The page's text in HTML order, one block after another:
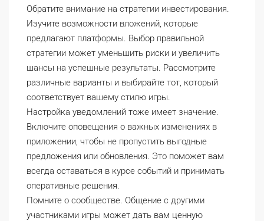
Обратите внимание на стратегии инвестирования.
Изучите возможности вложений, которые
предлагают платформы. Выбор правильной
стратегии может уменьшить риски и увеличить
шансы на успешные результаты. Рассмотрите
различные варианты и выбирайте тот, который
соответствует вашему стилю игры.
Настройка уведомлений тоже имеет значение.
Включите оповещения о важных изменениях в
приложении, чтобы не пропустить выгодные
предложения или обновления. Это поможет вам
всегда оставаться в курсе событий и принимать
оперативные решения.
Помните о сообществе. Общение с другими
участниками игры может дать вам ценную